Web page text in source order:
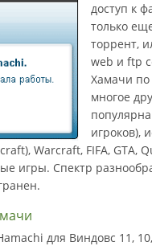
доступ к
только
торрент,
web и ftp
Хамачи по
многое
игроков),
Warcraft, FIFA, GTA,
игры. Спектр
для Виндовс 11, 10,